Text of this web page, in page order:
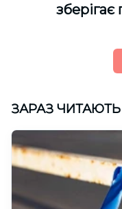
ЗАРАЗ ЧИТАЮТЬ